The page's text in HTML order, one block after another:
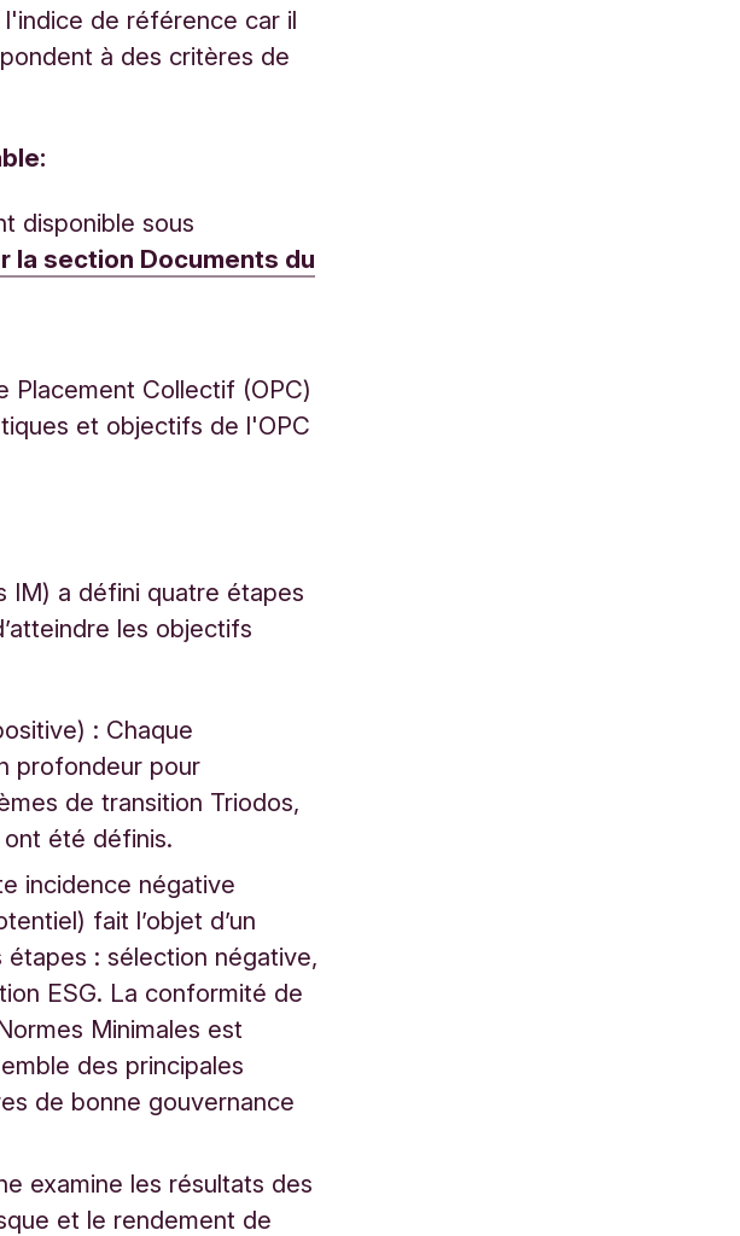
de référence car il
à des critères de
disponible sous
la section Documents du
Placement Collectif (OPC)
et objectifs de l'OPC
IM) a défini quatre étapes
les objectifs
: Chaque
profondeur pour
de transition Triodos,
été définis.
incidence négative
fait l’objet d’un
: sélection négative,
ESG. La conformité de
Minimales est
des principales
de bonne gouvernance
examine les résultats des
et le rendement de